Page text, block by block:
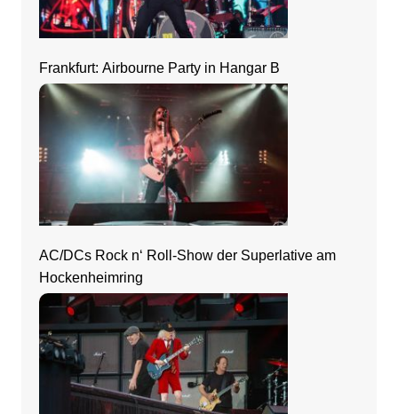
Frankfurt: Airbourne Party in Hangar B
AC/DCs Rock n‘ Roll-Show der Superlative am
Hockenheimring